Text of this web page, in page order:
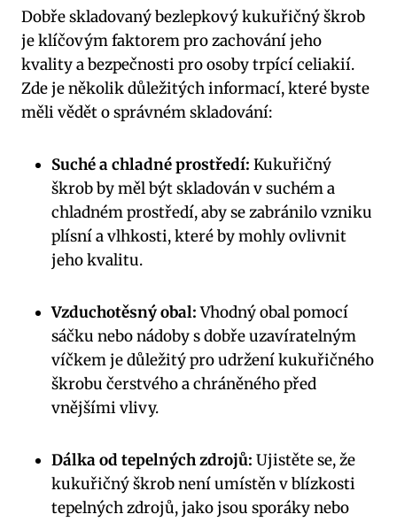
Dobře skladovaný bezlepkový kukuřičný škrob
je klíčovým faktorem pro zachování jeho
kvality a bezpečnosti pro osoby trpící celiakií.
Zde je několik důležitých informací, které byste
měli vědět o správném skladování:
Suché a chladné prostředí: Kukuřičný
škrob by měl být skladován v suchém a
chladném prostředí, aby se zabránilo vzniku
plísní a vlhkosti, které by mohly ovlivnit
jeho kvalitu.
Vzduchotěsný obal:Vhodný obal pomocí
sáčku nebo nádoby s dobře uzavíratelným
víčkem je důležitý pro udržení kukuřičného
škrobu čerstvého a chráněného před
vnějšími vlivy.
Dálka od tepelných zdrojů: Ujistěte se, že
kukuřičný škrob není umístěn v blízkosti
tepelných zdrojů, jako jsou sporáky nebo